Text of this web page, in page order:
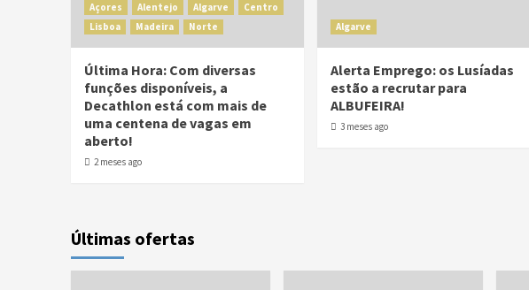
Açores Alentejo Algarve
Centro
Lisboa
Madeira Norte
Última Hora: Com diversas
funções disponíveis, a
Decathlon está com mais de
uma centena de vagas em
aberto!
2 meses ago
Algarve
Alerta Emprego: os Lusíadas
estão a recrutar para
ALBUFEIRA!
3 meses ago
Últimas ofertas